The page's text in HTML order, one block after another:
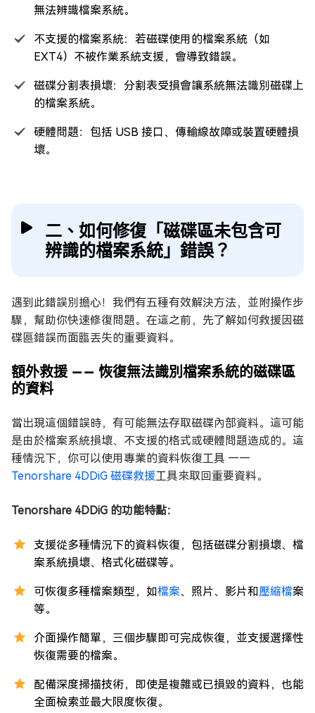
無法辨識檔案系統。
不支援的檔案系統：若磁碟使用的檔案系統（如
EXT4）不被作業系統支援，會導致錯誤。
磁碟分割表損壞：分割表受損會讓系統無法識別磁碟上
的檔案系統。
硬體問題：包括 USB 接口、傳輸線故障或裝置硬體損
壞。
二、如何修復「磁碟區未包含可
辨識的檔案系統」錯誤？
遇到此錯誤別擔心！我們有五種有效解決方法，並附操作步
驟，幫助你快速修復問題。在這之前，先了解如何救援因磁
碟區錯誤而面臨丟失的重要資料。
額外救援 —— 恢復無法識別檔案系統的磁碟區
的資料
當出現這個錯誤時，有可能無法存取磁碟內部資料。這可能
是由於檔案系統損壞、不支援的格式或硬體問題造成的。這
種情況下，你可以使用專業的資料恢復工具 ——
Tenorshare 4DDiG 磁碟救援工具來取回重要資料。
Tenorshare 4DDiG 的功能特點：
支援從多種情況下的資料恢復，包括磁碟分割損壞、檔
案系統損壞、格式化磁碟等。
可恢復多種檔案類型，如檔案、照片、影片和壓縮檔案
等。
介面操作簡單，三個步驟即可完成恢復，並支援選擇性
恢復需要的檔案。
配備深度掃描技術，即使是複雜或已損毀的資料，也能
全面檢索並最大限度恢復。